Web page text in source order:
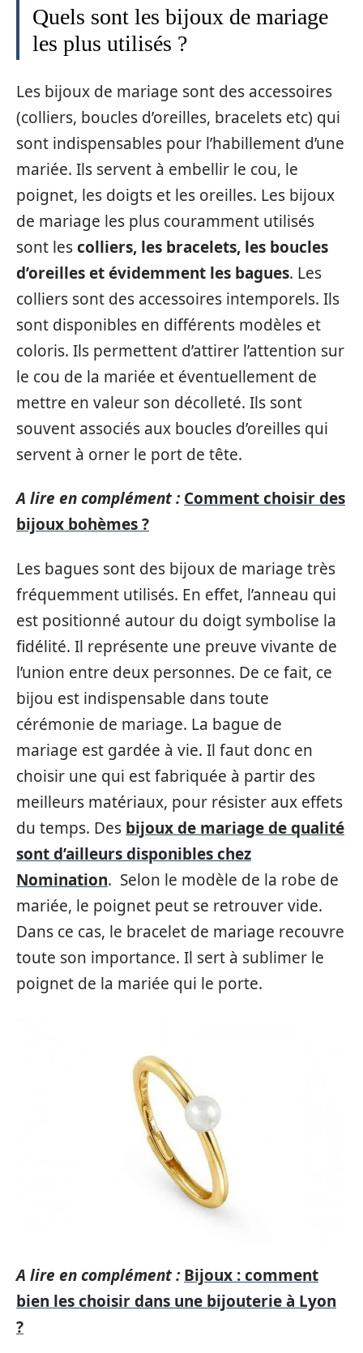
Quels sont les bijoux de mariage
les plus utilisés ?
Les bijoux de mariage sont des accessoires
(colliers, boucles d’oreilles, bracelets etc) qui
sont indispensables pour l’habillement d’une
mariée. Ils servent à embellir le cou, le
poignet, les doigts et les oreilles. Les bijoux
de mariage les plus couramment utilisés
sont lescolliers, les bracelets, les boucles
d’oreilles et évidemment les bagues. Les
colliers sont des accessoires intemporels. Ils
sont disponibles en différents modèles et
coloris. Ils permettent d’attirer l’attention sur
le cou de la mariée et éventuellement de
mettre en valeur son décolleté. Ils sont
souvent associés aux boucles d’oreilles qui
servent à orner le port de tête.
A lire en complément : Comment choisir des
bijoux bohèmes ?
Les bagues sont des bijoux de mariage très
fréquemment utilisés. En effet, l’anneau qui
est positionné autour du doigt symbolise la
fidélité. Il représente une preuve vivante de
l’union entre deux personnes. De ce fait, ce
bijou est indispensable dans toute
cérémonie de mariage. La bague de
mariage est gardée à vie. Il faut donc en
choisir une qui est fabriquée à partir des
meilleurs matériaux, pour résister aux effets
du temps. Des bijoux de mariage de qualité
sont d’ailleurs disponibles chez
Nomination. Selon le modèle de la robe de
mariée, le poignet peut se retrouver vide.
Dans ce cas, le bracelet de mariage recouvre
toute son importance. Il sert à sublimer le
poignet de la mariée qui le porte.
A lire en complément : Bijoux : comment
bien les choisir dans une bijouterie à Lyon
?